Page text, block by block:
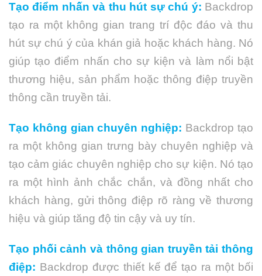
Tạo điểm nhấn và thu hút sự chú ý: Backdrop
tạo ra một không gian trang trí độc đáo và thu
hút sự chú ý của khán giả hoặc khách hàng. Nó
giúp tạo điểm nhấn cho sự kiện và làm nổi bật
thương hiệu, sản phẩm hoặc thông điệp truyền
thông cần truyền tải.
Tạo không gian chuyên nghiệp: Backdrop tạo
ra một không gian trưng bày chuyên nghiệp và
tạo cảm giác chuyên nghiệp cho sự kiện. Nó tạo
ra một hình ảnh chắc chắn, và đồng nhất cho
khách hàng, gửi thông điệp rõ ràng về thương
hiệu và giúp tăng độ tin cậy và uy tín.
Tạo phối cảnh và thông gian truyền tải thông
điệp: Backdrop được thiết kế để tạo ra một bối